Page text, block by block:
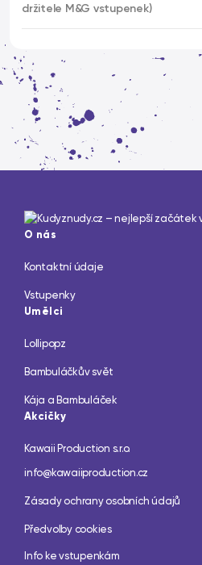
držitele M&G vstupenek)
O nás
Kontaktní údaje
Vstupenky
Umělci
Lollipopz
Bambuláčkův svět
Kája a Bambuláček
Akcičky
Kawaii Production s.r.o.
info@kawaiiproduction.cz
Zásady ochrany osobních údajů
Předvolby cookies
Info ke vstupenkám